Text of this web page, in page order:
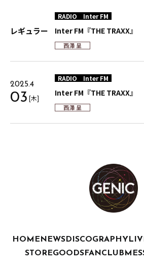
レギュラー
RADIO Inter FM
Inter FM『THE TRAXX』
西澤 呈
2025.4
03 [木]
RADIO Inter FM
Inter FM『THE TRAXX』
西澤 呈
HOME NEWS DISCOGRAPHY
STOREGOODSFANCLUB